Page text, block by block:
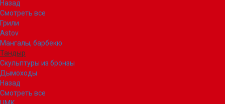
Назад
Смотреть все
Грили
Astov
Мангалы, барбекю
Тандыр
Скульптуры из бронзы
Дымоходы
Назад
Смотреть все